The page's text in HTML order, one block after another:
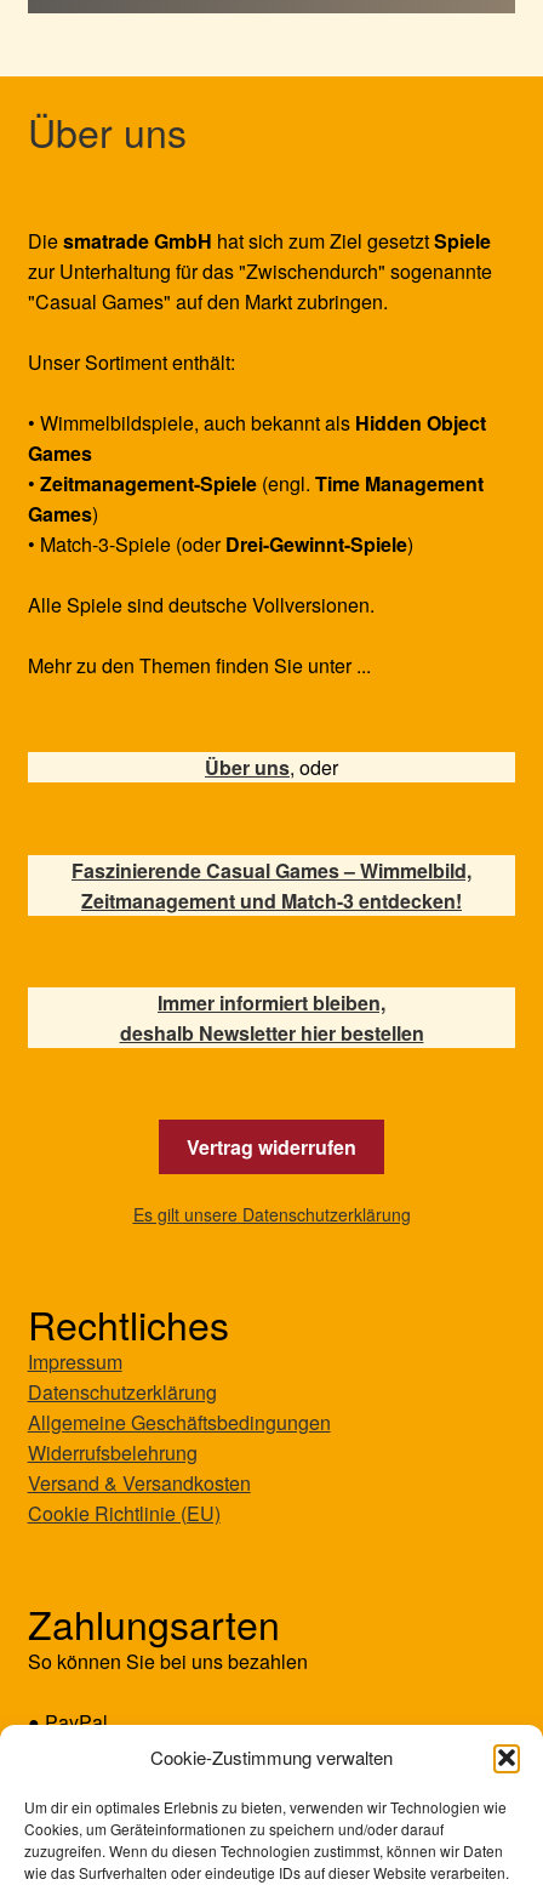
Cookie-Zustimmung verwalten
Um dir ein optimales Erlebnis zu bieten, verwenden wir Technologien wie
Cookies, um Geräteinformationen zu speichern und/oder darauf
zuzugreifen. Wenn du diesen Technologien zustimmst, können wir Daten
wie das Surfverhalten oder eindeutige IDs auf dieser Website verarbeiten.
Über uns
Diesmatrade GmbH hat sich zum Ziel gesetztSpiele
zur Unterhaltung für das "Zwischendurch" sogenannte
"Casual Games" auf den Markt zubringen.
Unser Sortiment enthält:
• Wimmelbildspiele, auch bekannt als Hidden Object
Games
• Zeitmanagement-Spiele(engl. Time Management
Games)
• Match-3-Spiele (oderDrei-Gewinnt-Spiele)
Alle Spiele sind deutsche Vollversionen.
Mehr zu den Themen finden Sie unter ...
Über uns, oder
Faszinierende Casual Games – Wimmelbild,
Zeitmanagement und Match-3 entdecken!
Immer informiert bleiben,
deshalb Newsletter hier bestellen
Vertrag widerrufen
Es gilt unsere Datenschutzerklärung
Rechtliches
Impressum
Datenschutzerklärung
Allgemeine Geschäftsbedingungen
Widerrufsbelehrung
Versand & Versandkosten
Cookie Richtlinie (EU)
Zahlungsarten
So können Sie bei uns bezahlen
● PayPal
● Kreditkarte (Mastercard/Visa)